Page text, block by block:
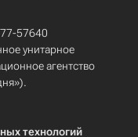
57640
унитарное
агентство
технологий